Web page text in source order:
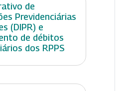
de
Previdenciárias
(DIPR) e
de débitos
dos RPPS